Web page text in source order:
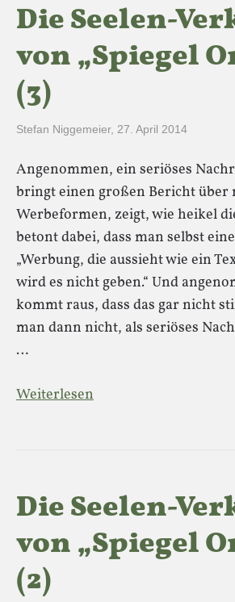
Die Seelen-
von „Spiegel
(3)
Stefan Niggemeier, 27. April 2014
Angenommen, ein seriöses
bringt einen großen Bericht über
Werbeformen, zeigt, wie heikel
betont dabei, dass man selbst
„Werbung, die aussieht wie ein
wird es nicht geben.“ Und
kommt raus, dass das gar nicht
man dann nicht, als seriöses
…
Weiterlesen
Die Seelen-
von „Spiegel
(2)